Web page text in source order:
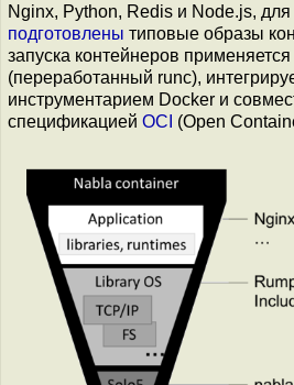
Nginx, Python, Redis и Node.js,
подготовлены типовые образы
запуска контейнеров
(переработанный runc),
инструментарием Docker и
спецификацией OCI (Open